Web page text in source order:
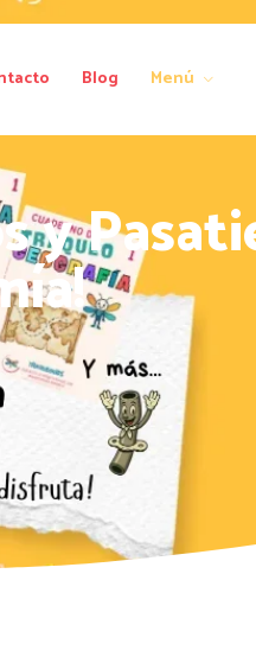
Blog Menú
y